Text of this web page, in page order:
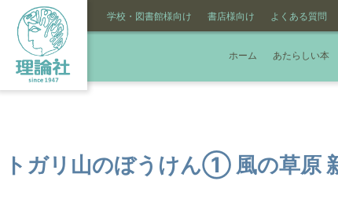
学校・図書館様向け 書店様向け よくある質問
ホーム あたらしい本
トガリ山のぼうけん① 風の草原